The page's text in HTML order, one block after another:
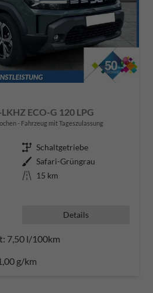
ECO-G 120 LPG
Fahrzeug mit Tageszulassung
Getriebe Schaltgetriebe
Außenfarbe Safari-Grüngrau
Kilometerstand 15 km
Details
7,50 l/100km
g/km